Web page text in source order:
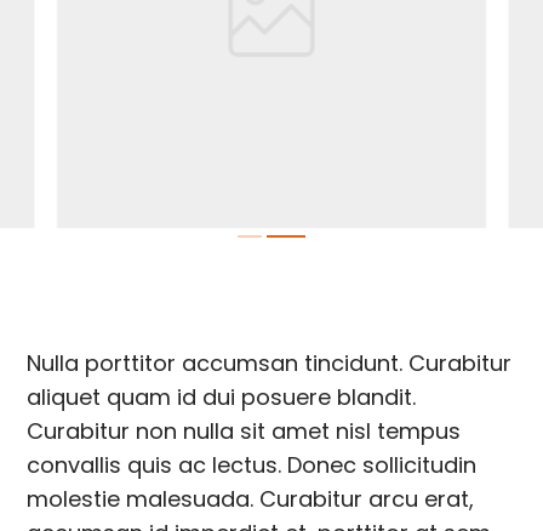
Nulla porttitor accumsan tincidunt. Curabitur
aliquet quam id dui posuere blandit.
Curabitur non nulla sit amet nisl tempus
convallis quis ac lectus. Donec sollicitudin
molestie malesuada. Curabitur arcu erat,